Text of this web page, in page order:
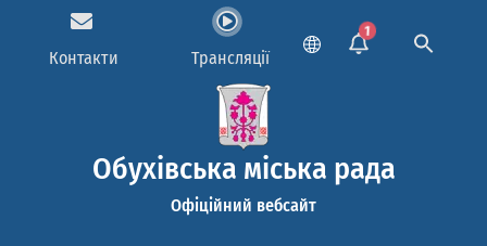
Контакти Трансляції
1
Обухівська міська рада
Офіційний вебсайт